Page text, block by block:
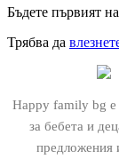
Бъдете първият
Трябва да
Happy family bg е
за бебета и
предложения